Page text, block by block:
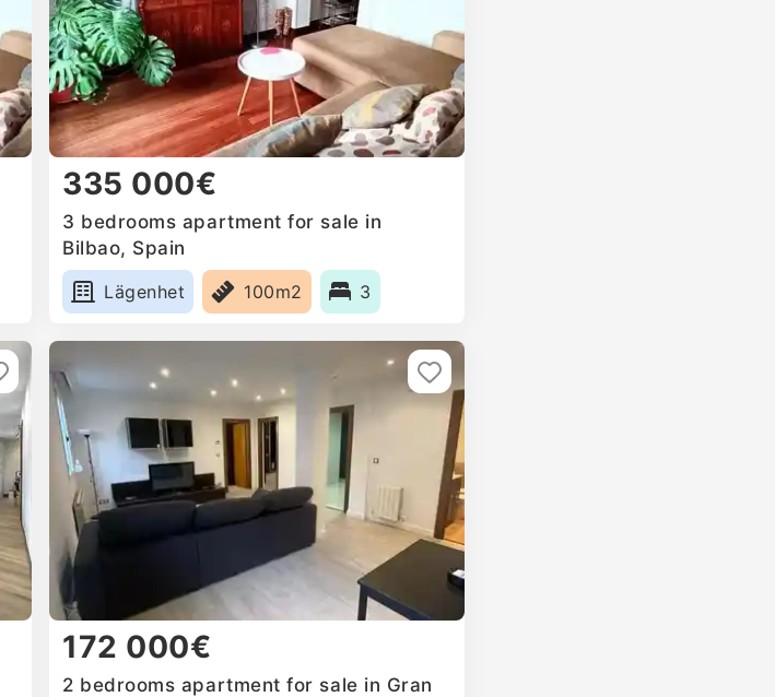
335 000€
3 bedrooms apartment for sale in
Bilbao, Spain
Lägenhet
100m2 3
172 000€
2 bedrooms apartment for sale in Gran